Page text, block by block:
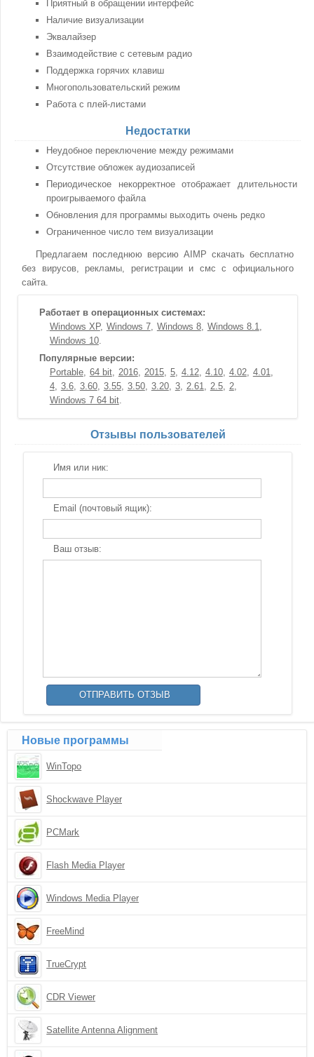
Приятный в обращении интерфейс
Наличие визуализации
Эквалайзер
Взаимодействие с сетевым радио
Поддержка горячих клавиш
Многопользовательский режим
Работа с плей-листами
Недостатки
Неудобное переключение между режимами
Отсутствие обложек аудиозаписей
Периодическое некорректное отображает длительности
проигрываемого файла
Обновления для программы выходить очень редко
Ограниченное число тем визуализации
Предлагаем последнюю версию AIMP скачать бесплатно
без вирусов, рекламы, регистрации и смс с официального
сайта.
Работает в операционных системах:
Windows XP
Windows 7 Windows 8
Windows 8.1
Windows 10
Популярные версии:
Portable
64 bit 2016 2015 5 4.12 4.10 4.02
4.01
4
3.6 3.60 3.55 3.50 3.20 3 2.61 2.5
2
Windows 7 64 bit
Отзывы пользователей
Имя или ник:
Email (почтовый ящик):
Ваш отзыв:
Новые программы
WinTopo
Shockwave Player
PCMark
Flash Media Player
Windows Media Player
FreeMind
TrueCrypt
CDR Viewer
Satellite Antenna Alignment